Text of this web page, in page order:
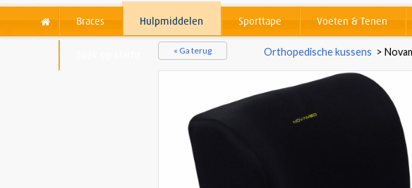
Braces Hulpmiddelen Sporttape Voeten & Tenen
« Ga terug Orthopedische kussens >